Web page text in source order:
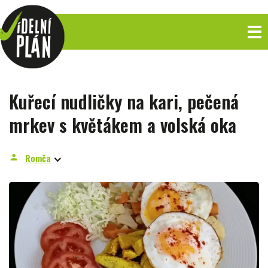
Kuřecí nudličky na kari, pečená
mrkev s květákem a volská oka
person Romča